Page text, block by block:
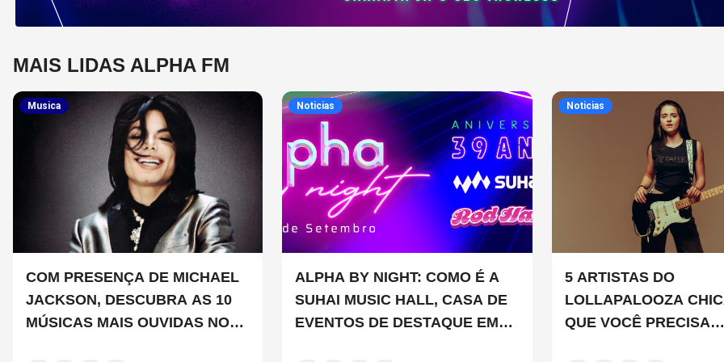
MAIS LIDAS ALPHA FM
Musica
COM PRESENÇA DE MICHAEL
JACKSON, DESCUBRA AS 10
MÚSICAS MAIS OUVIDAS NO
Noticias
ALPHA BY NIGHT: COMO É A
SUHAI MUSIC HALL, CASA DE
EVENTOS DE DESTAQUE EM
Noticias
5 ARTISTAS DO
LOLLAPALOOZA
QUE VOCÊ PRECISA